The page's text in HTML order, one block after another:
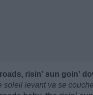
risin' sun goin'
soleil levant va se